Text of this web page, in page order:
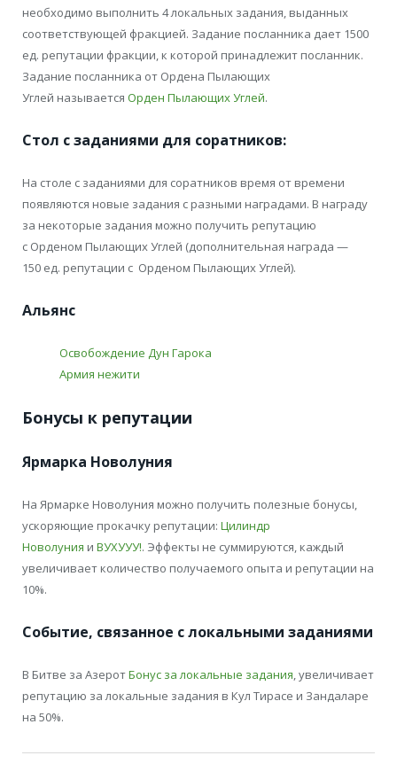
необходимо выполнить 4 локальных задания, выданных
соответствующей фракцией. Задание посланника дает 1500
ед. репутации фракции, к которой принадлежит посланник.
Задание посланника от Ордена Пылающих
Углей называется Орден Пылающих Углей.
Стол с заданиями для соратников:
На столе с заданиями для соратников время от времени
появляются новые задания с разными наградами. В награду
за некоторые задания можно получить репутацию
с Орденом Пылающих Углей (дополнительная награда —
150 ед. репутации с Орденом Пылающих Углей).
Альянс
Освобождение Дун Гарока
Армия нежити
Бонусы к репутации
Ярмарка Новолуния
На Ярмарке Новолуния можно получить полезные бонусы,
ускоряющие прокачку репутации: Цилиндр
Новолуния и ВУХУУУ!. Эффекты не суммируются, каждый
увеличивает количество получаемого опыта и репутации на
10%.
Событие, связанное с локальными заданиями
В Битве за АзеротБонус за локальные задания, увеличивает
репутацию за локальные задания в Кул Тирасе и Зандаларе
на 50%.